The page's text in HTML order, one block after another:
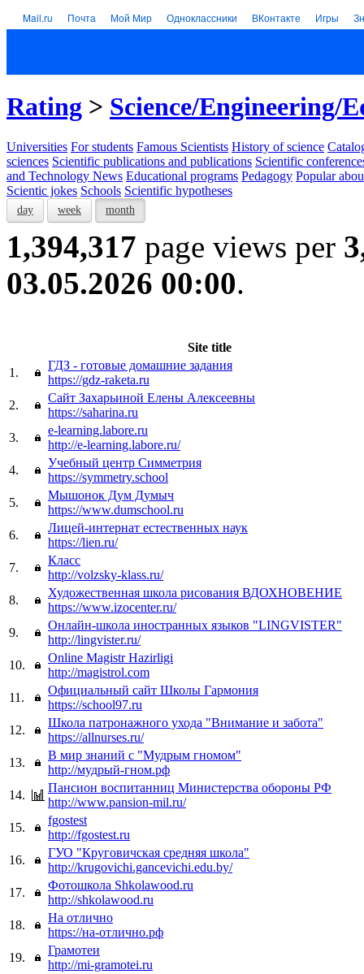
Mail.ru Почта Мой Мир Одноклассники ВКонтакте Игры
Rating > Science/Engineering/
Universities For students Famous Scientists History of science
sciences Scientific publications and publications Scientific
and Technology News Educational programs Pedagogy Popular
Scientic jokes Schools Scientific hypotheses
day week month
1,394,317 page views per
03.05.2026 00:00.
Site title
1.
ГДЗ - готовые домашние задания
https://gdz-raketa.ru
2.
Сайт Захарьиной Елены Алексеевны
https://saharina.ru
3.
e-learning.labore.ru
http://e-learning.labore.ru/
4.
Учебный центр Симметрия
https://symmetry.school
5.
Мышонок Дум Думыч
https://www.dumschool.ru
6.
Лицей-интернат естественных наук
https://lien.ru/
7.
Класс
http://volzsky-klass.ru/
8.
Художественная школа рисования ВДОХНОВЕНИЕ
https://www.izocenter.ru/
9.
Онлайн-школа иностранных языков "LINGVISTER"
http://lingvister.ru/
10.
Online Magistr Hazirligi
http://magistrol.com
11.
Официальный сайт Школы Гармония
https://school97.ru
12.
Школа патронажного ухода "Внимание и забота"
https://allnurses.ru/
13.
В мир знаний с "Мудрым гномом"
http://мудрый-гном.рф
14.
Пансион воспитанниц Министерства обороны РФ
http://www.pansion-mil.ru/
15.
fgostest
http://fgostest.ru
16.
ГУО "Круговичская средняя школа"
http://krugovichi.gancevichi.edu.by/
17.
Фотошкола Shkolawood.ru
http://shkolawood.ru
18.
На отлично
https://на-отлично.рф
19.
Грамотеи
http://mi-gramotei.ru